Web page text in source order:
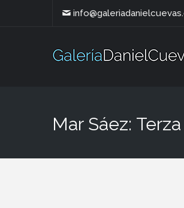
Mar Sáez: